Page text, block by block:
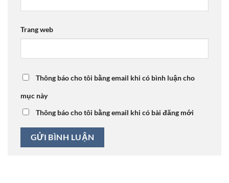
Trang web
Thông báo cho tôi bằng email khi có bình luận cho
mục này
Thông báo cho tôi bằng email khi có bài đăng mới